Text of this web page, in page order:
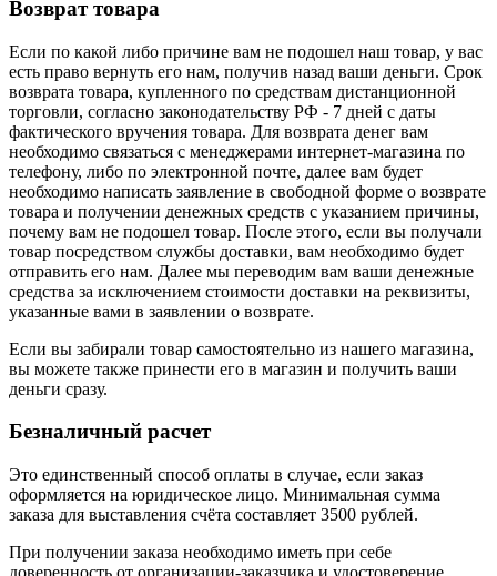
Возврат товара
Если по какой либо причине вам не подошел наш товар, у вас
есть право вернуть его нам, получив назад ваши деньги. Срок
возврата товара, купленного по средствам дистанционной
торговли, согласно законодательству РФ - 7 дней с даты
фактического вручения товара. Для возврата денег вам
необходимо связаться с менеджерами интернет-магазина по
телефону, либо по электронной почте, далее вам будет
необходимо написать заявление в свободной форме о возврате
товара и получении денежных средств с указанием причины,
почему вам не подошел товар. После этого, если вы получали
товар посредством службы доставки, вам необходимо будет
отправить его нам. Далее мы переводим вам ваши денежные
средства за исключением стоимости доставки на реквизиты,
указанные вами в заявлении о возврате.
Если вы забирали товар самостоятельно из нашего магазина,
вы можете также принести его в магазин и получить ваши
деньги сразу.
Безналичный расчет
Это единственный способ оплаты в случае, если заказ
оформляется на юридическое лицо. Минимальная сумма
заказа для выставления счёта составляет 3500 рублей.
При получении заказа необходимо иметь при себе